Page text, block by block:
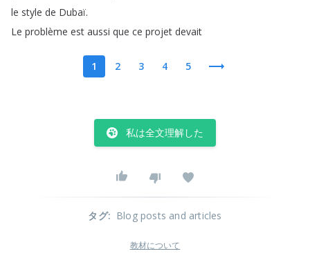
le style de Dubaï.
Le problème est aussi que ce projet devait
1 2 3 4 5
私は全文理解した
タグ: Blog posts and articles
教材について